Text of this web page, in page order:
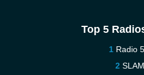
Top 5
Radio